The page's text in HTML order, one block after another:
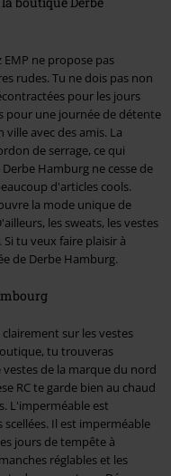
ne propose pas
rudes. Tu ne dois pas non
pour les jours
pour une journée de détente
avec des amis. La
de serrage, ce qui
Hamburg ne cesse de
d'articles cools.
la mode unique de
les sweats, les vestes
tu veux faire plaisir à
de Derbe Hamburg.
sur les vestes
tu trouveras
de la marque du nord
RC te garde bien au chaud
L'imperméable est
Il est imperméable
jours de tempête à
réglables et les